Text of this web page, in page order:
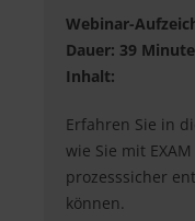
Webinar-
Dauer: 39
Inhalt:
Erfahren Sie in
wie Sie mit
prozesssicher
können.